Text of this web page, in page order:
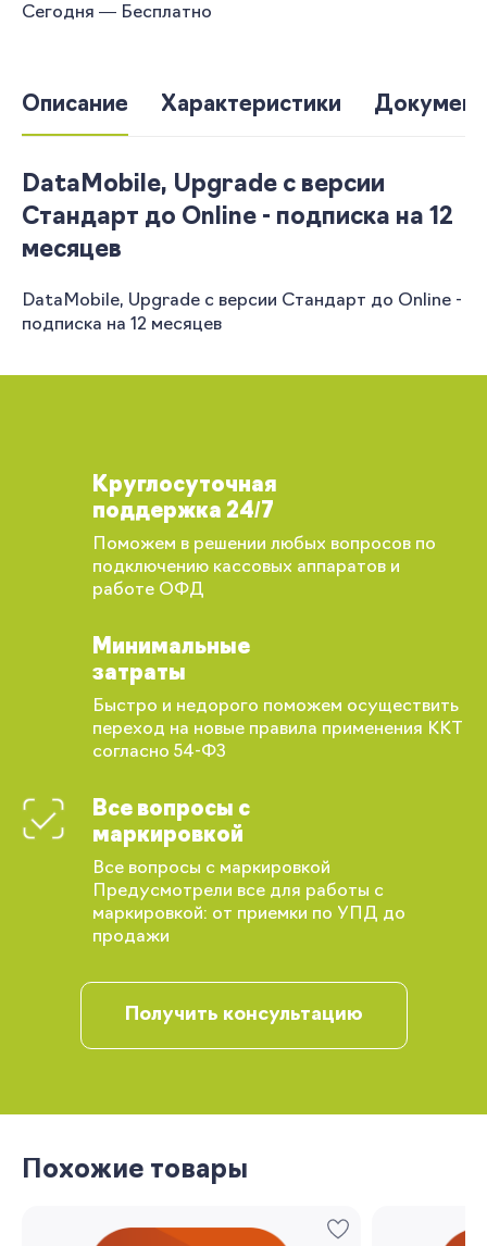
Сегодня — Бесплатно
Описание Характеристики
DataMobile, Upgrade с версии
Стандарт до Online - подписка на 12
месяцев
DataMobile, Upgrade с версии Стандарт до Online -
подписка на 12 месяцев
Круглосуточная
поддержка 24/7
Поможем в решении любых вопросов по
подключению кассовых аппаратов и
работе ОФД
Минимальные
затраты
Быстро и недорого поможем осуществить
переход на новые правила применения ККТ
согласно 54-ФЗ
Все вопросы с
маркировкой
Все вопросы с маркировкой
Предусмотрели все для работы с
маркировкой: от приемки по УПД до
продажи
Получить консультацию
Похожие товары
Вы сможете отслеживать статус своих